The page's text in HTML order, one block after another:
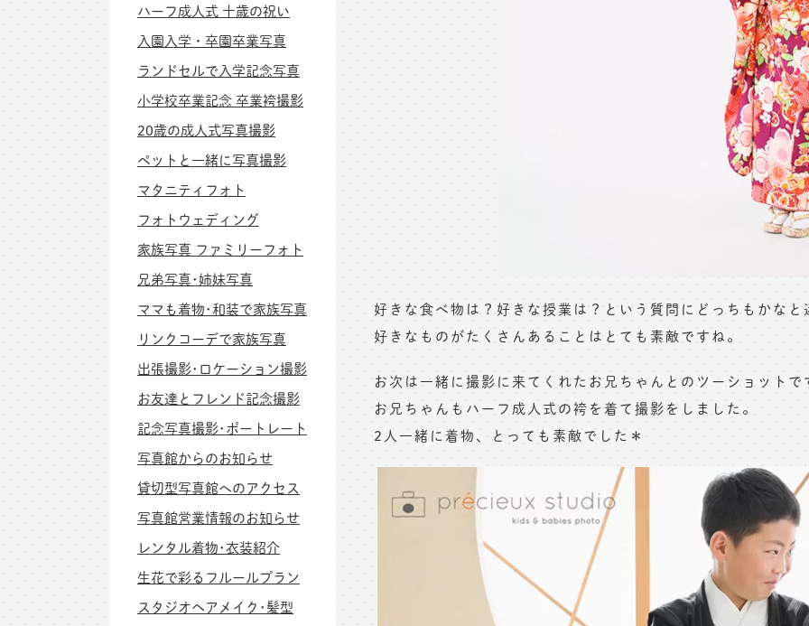
好きな食べ物は？好きな授業は？という質問にどっちもかな
好きなものがたくさんあることはとても素敵ですね。
お次は一緒に撮影に来てくれたお兄ちゃんとのツーショットで
お兄ちゃんもハーフ成人式の袴を着て撮影をしました。
2人一緒に着物、とっても素敵でした＊
ハーフ成人式 十歳の祝い
入園入学・卒園卒業写真
ランドセルで入学記念写真
小学校卒業記念 卒業袴撮影
20歳の成人式写真撮影
ペットと一緒に写真撮影
マタニティフォト
フォトウェディング
家族写真 ファミリーフォト
兄弟写真･姉妹写真
ママも着物･和装で家族写真
リンクコーデで家族写真
出張撮影･ロケーション撮影
お友達とフレンド記念撮影
記念写真撮影･ポートレート
写真館からのお知らせ
貸切型写真館へのアクセス
写真館営業情報のお知らせ
レンタル着物･衣装紹介
生花で彩るフルールプラン
スタジオヘアメイク･髪型